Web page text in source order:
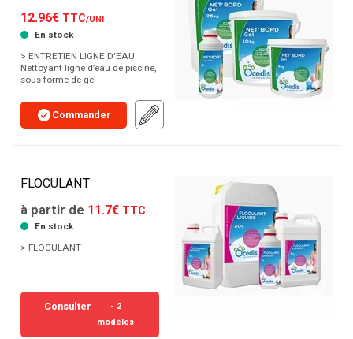
12.96€ TTC/UNI
En stock
> ENTRETIEN LIGNE D'EAU
Nettoyant ligne d’eau de piscine,
sous forme de gel
Commander
FLOCULANT
à partir de 11.7€ TTC
En stock
> FLOCULANT
Consulter
- 2
modèles